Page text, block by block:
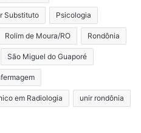
Substituto Psicologia
Rolim de Moura/RO Rondônia
São Miguel do Guaporé
em Radiologia unir rondônia